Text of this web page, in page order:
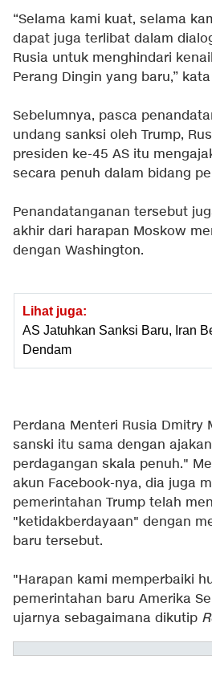
“Selama kami kuat, selama
dapat juga terlibat dalam
Rusia untuk menghindari
Perang Dingin yang baru,”
Sebelumnya, pasca
undang sanksi oleh Trump,
presiden ke-45 AS itu
secara penuh dalam bidang
Penandatanganan tersebut
akhir dari harapan Moskow
dengan Washington.
Lihat juga:
AS Jatuhkan Sanksi Baru, Iran
Dendam
Perdana Menteri Rusia Dmitry
sanski itu sama dengan
perdagangan skala penuh."
akun Facebook-nya, dia juga
pemerintahan Trump telah
"ketidakberdayaan" dengan
baru tersebut.
"Harapan kami memperbaiki
pemerintahan baru Amerika
ujarnya sebagaimana dikutip